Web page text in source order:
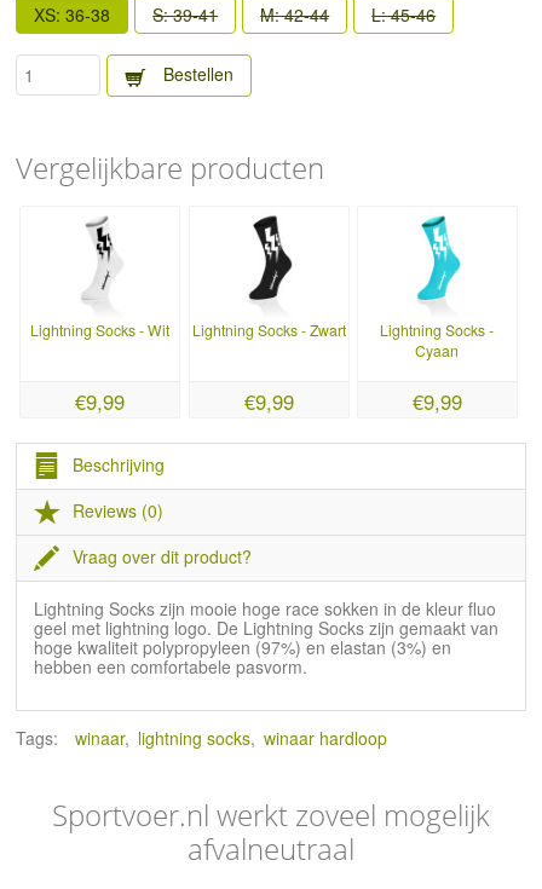
XS: 36-38
S: 39-41 M: 42-44 L: 45-46
Bestellen
Vergelijkbare producten
Lightning Socks - Wit
€9,99
Lightning Socks - Zwart
€9,99
Lightning Socks -
Cyaan
€9,99
Beschrijving
Reviews (0)
Vraag over dit product?
Lightning Socks zijn mooie hoge race sokken in de kleur fluo
geel met lightning logo. De Lightning Socks zijn gemaakt van
hoge kwaliteit polypropyleen (97%) en elastan (3%) en
hebben een comfortabele pasvorm.
Tags: winaar, lightning socks, winaar hardloop
Sportvoer.nl werkt zoveel mogelijk
afvalneutraal